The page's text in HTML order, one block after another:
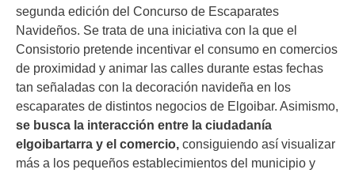
segunda edición del Concurso de Escaparates
Navideños. Se trata de una iniciativa con la que el
Consistorio pretende incentivar el consumo en comercios
de proximidad y animar las calles durante estas fechas
tan señaladas con la decoración navideña en los
escaparates de distintos negocios de Elgoibar. Asimismo,
se busca la interacción entre la ciudadanía
elgoibartarra y el comercio, consiguiendo así visualizar
más a los pequeños establecimientos del municipio y